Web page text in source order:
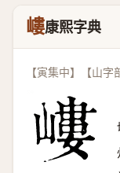
嶁康熙字典
【寅集中】【山